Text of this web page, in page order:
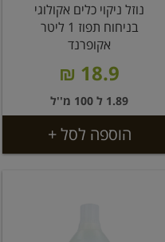
נוזל ניקוי כלים אקולוגי
בניחוח תפוז 1 ליטר
אקופרנד
18.9 ₪
1.89 ל 100 מ''ל
הוספה לסל +